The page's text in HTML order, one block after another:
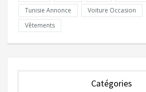
Tunisie Annonce
Voiture Occasion
Vêtements
Catégories